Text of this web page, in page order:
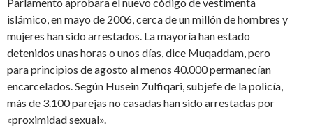
islámico, en mayo de 2006, cerca de un millón de hombres y
mujeres han sido arrestados. La mayoría han estado
detenidos unas horas o unos días, dice Muqaddam, pero
para principios de agosto al menos 40.000 permanecían
encarcelados. Según Husein Zulfiqari, subjefe de la policía,
más de 3.100 parejas no casadas han sido arrestadas por
«proximidad sexual».